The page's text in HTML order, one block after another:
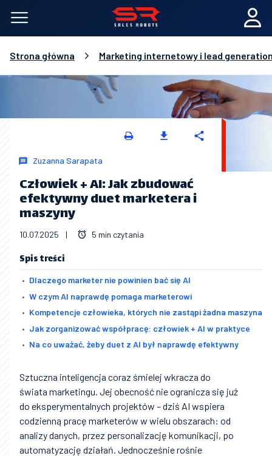
Strona główna Marketing internetowy i lead
Zuzanna Sarapata
Człowiek + AI: Jak zbudować
efektywny duet marketera i
maszyny
10.07.2025 | 5 min czytania
Spis treści
Dlaczego marketer nie powinien bać się AI
W czym AI naprawdę pomaga marketerowi
Kompetencje człowieka, których nie zastąpi żadna maszyna
Jak zorganizować współpracę: człowiek + AI w praktyce
Na co uważać, żeby duet z AI był naprawdę efektywny
Sztuczna inteligencja coraz śmielej wkracza do
świata marketingu. Jej obecność nie ogranicza się już
do eksperymentalnych projektów – dziś AI wspiera
codzienną pracę marketerów w wielu obszarach: od
analizy danych, przez personalizację komunikacji, po
automatyzację działań. Jednocześnie rośnie